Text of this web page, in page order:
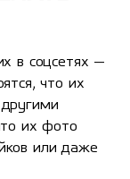
в соцсетях —
что их
их фото
или даже